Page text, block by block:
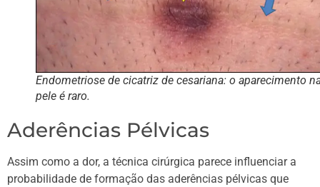
Endometriose de cicatriz de cesariana: o aparecimento
pele é raro.
Aderências Pélvicas
Assim como a dor, a técnica cirúrgica parece influenciar a
probabilidade de formação das aderências pélvicas que